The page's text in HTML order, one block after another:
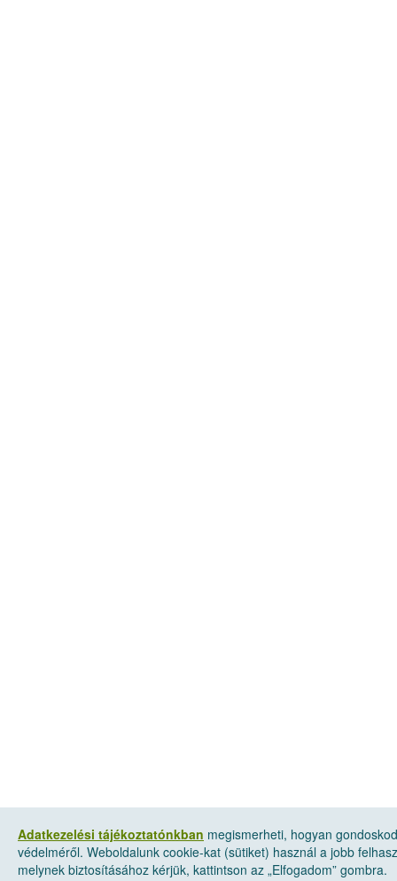
Adatkezelési tájékoztatónkban megismerheti, hogyan
védelméről. Weboldalunk cookie-kat (sütiket) használ a jobb
melynek biztosításához kérjük, kattintson az „Elfogadom” gombra.